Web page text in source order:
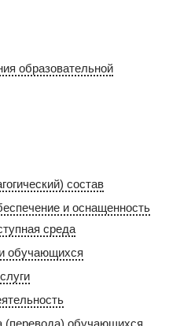
образовательной
состав
и оснащенность
среда
обучающихся
(перевода) обучающихся